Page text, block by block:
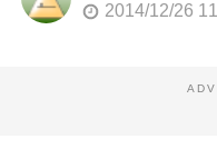
2014/12/26